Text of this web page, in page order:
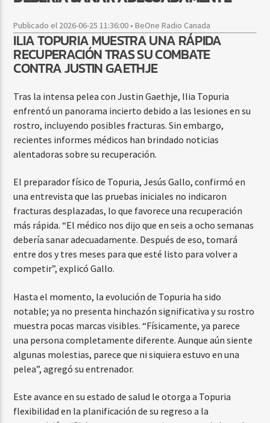
Publicado el 2026-06-25 11:36:00 • BeOne Radio Canada
ILIA TOPURIA MUESTRA UNA RÁPIDA
RECUPERACIÓN TRAS SU COMBATE
CONTRA JUSTIN GAETHJE
Tras la intensa pelea con Justin Gaethje, Ilia Topuria
enfrentó un panorama incierto debido a las lesiones en su
rostro, incluyendo posibles fracturas. Sin embargo,
recientes informes médicos han brindado noticias
alentadoras sobre su recuperación.
El preparador físico de Topuria, Jesús Gallo, confirmó en
una entrevista que las pruebas iniciales no indicaron
fracturas desplazadas, lo que favorece una recuperación
más rápida. “El médico nos dijo que en seis a ocho semanas
debería sanar adecuadamente. Después de eso, tomará
entre dos y tres meses para que esté listo para volver a
competir”, explicó Gallo.
Hasta el momento, la evolución de Topuria ha sido
notable; ya no presenta hinchazón significativa y su rostro
muestra pocas marcas visibles. “Físicamente, ya parece
una persona completamente diferente. Aunque aún siente
algunas molestias, parece que ni siquiera estuvo en una
pelea”, agregó su entrenador.
Este avance en su estado de salud le otorga a Topuria
flexibilidad en la planificación de su regreso a la